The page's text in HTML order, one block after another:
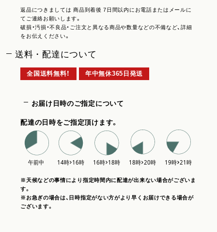
返品につきましては 商品到着後 7日間以内にお電話またはメールに
てご連絡お願いします。
破損・汚損・不良品・ご注文と異なる商品や数量などの不備など、詳細
をお伝えください。
送料・配達について
全国送料無料！ 年中無休365日発送
お届け日時のご指定について
配達の日時をご指定頂けます。
※天候などの事情により指定時間内に配達が出来ない場合がございま
す。
※お急ぎの場合は、日時指定がない方がより早くお届けできる場合が
ございます。